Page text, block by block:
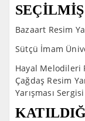
Bazaart Resim
Sütçü İmam
Hayal Melodileri
Çağdaş Resim
Yarışması Sergisi